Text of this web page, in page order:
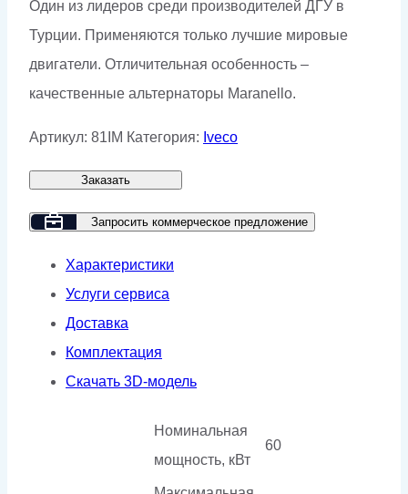
Один из лидеров среди производителей ДГУ в
Турции. Применяются только лучшие мировые
двигатели. Отличительная особенность –
качественные альтернаторы Maranello.
Артикул: 81IM Категория: Iveco
Заказать
Запросить коммерческое предложение
Характеристики
Услуги сервиса
Доставка
Комплектация
Скачать 3D-модель
Номинальная
мощность, кВт
60